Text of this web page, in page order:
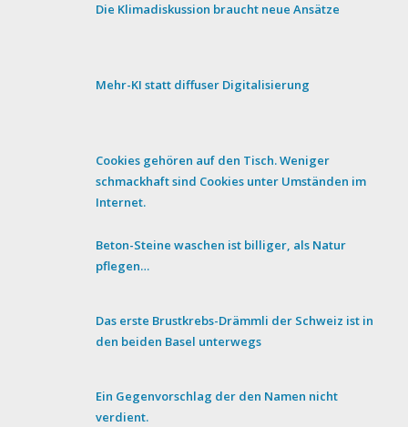
Die Klimadiskussion braucht neue Ansätze
Mehr-KI statt diffuser Digitalisierung
Cookies gehören auf den Tisch. Weniger
schmackhaft sind Cookies unter Umständen im
Internet.
Beton-Steine waschen ist billiger, als Natur
pflegen…
Das erste Brustkrebs-Drämmli der Schweiz ist in
den beiden Basel unterwegs
Ein Gegenvorschlag der den Namen nicht
verdient.